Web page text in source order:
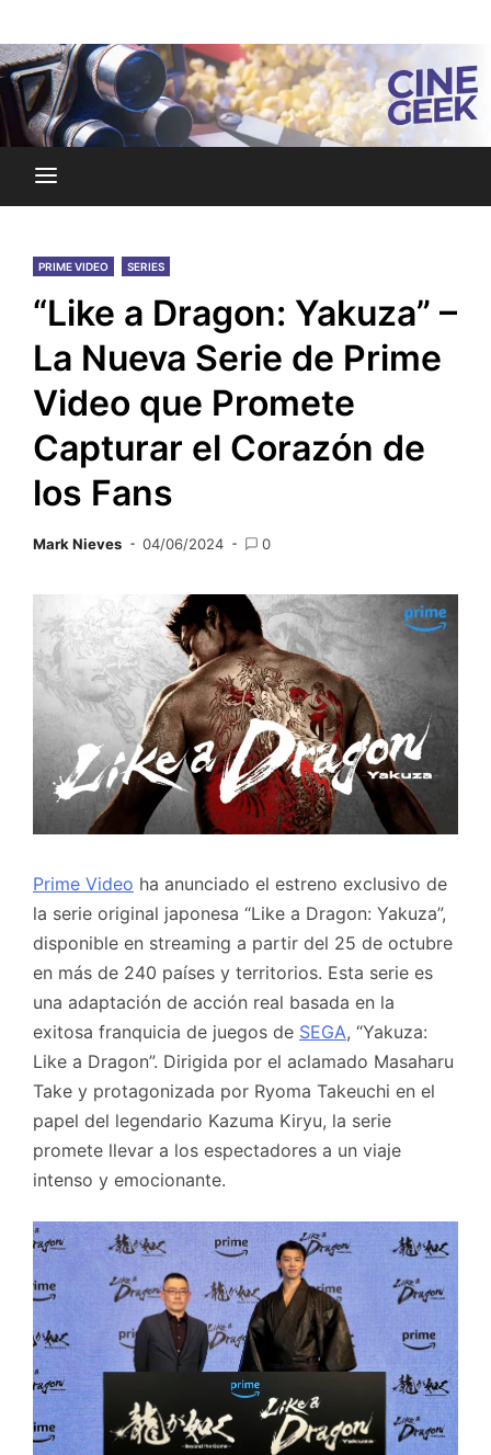
to
contentCine Geek
PRIME VIDEO SERIES
“Like a Dragon: Yakuza” –
La Nueva Serie de Prime
Video que Promete
Capturar el Corazón de
los Fans
Mark Nieves 04/06/2024 0
Prime Video ha anunciado el estreno exclusivo de
la serie original japonesa “Like a Dragon: Yakuza”,
disponible en streaming a partir del 25 de octubre
en más de 240 países y territorios. Esta serie es
una adaptación de acción real basada en la
exitosa franquicia de juegos de SEGA, “Yakuza:
Like a Dragon”. Dirigida por el aclamado Masaharu
Take y protagonizada por Ryoma Takeuchi en el
papel del legendario Kazuma Kiryu, la serie
promete llevar a los espectadores a un viaje
intenso y emocionante.